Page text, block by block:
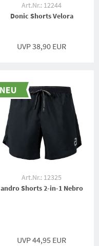
Art.Nr.: 12244
Donic Shorts Velora
UVP 38,90 EUR
Art.Nr.: 12325
andro Shorts 2-in-1 Nebro
UVP 44,95 EUR